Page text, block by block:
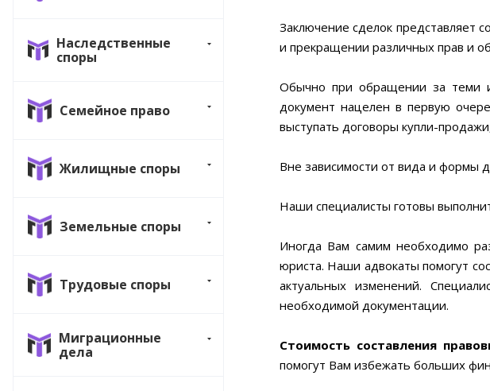
Наследственные
споры
Семейное право
Жилищные споры
Земельные споры
Трудовые споры
Миграционные
дела
Заключение сделок представляет
и прекращении различных прав и
Обычно при обращении за теми
документ нацелен в первую
выступать договоры купли-
Вне зависимости от вида и формы
Наши специалисты готовы
Иногда Вам самим необходимо
юриста. Наши адвокаты помогут
актуальных изменений.
необходимой документации.
Стоимость составления
помогут Вам избежать больших